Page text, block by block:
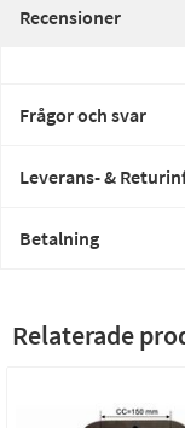
Recensioner
Frågor och svar
Leverans- &
Betalning
Relaterade